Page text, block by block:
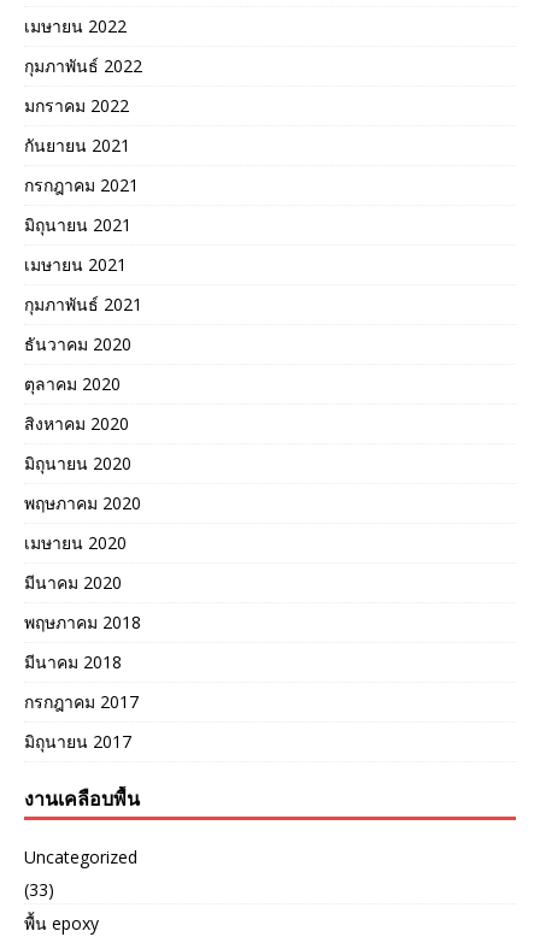
เมษายน 2022
กุมภาพันธ์ 2022
มกราคม 2022
กันยายน 2021
กรกฎาคม 2021
มิถุนายน 2021
เมษายน 2021
กุมภาพันธ์ 2021
ธันวาคม 2020
ตุลาคม 2020
สิงหาคม 2020
มิถุนายน 2020
พฤษภาคม 2020
เมษายน 2020
มีนาคม 2020
พฤษภาคม 2018
มีนาคม 2018
กรกฎาคม 2017
มิถุนายน 2017
งานเคลือบพื้น
Uncategorized
(33)
พื้น epoxy